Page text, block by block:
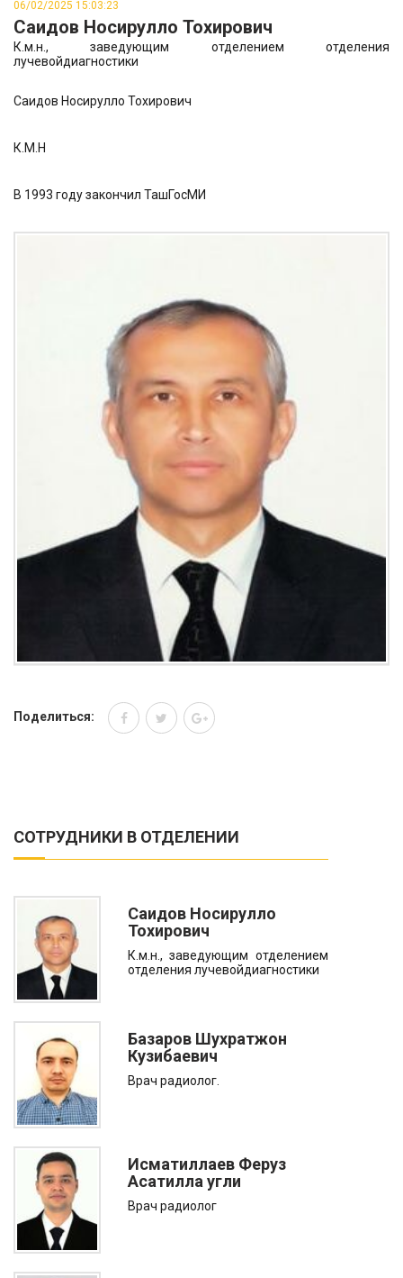
06/02/2025 15:03:23
Саидов Носирулло Тохирович
К.м.н., заведующим отделением отделения
лучевойдиагностики
Саидов Носирулло Тохирович
К.М.Н
В 1993 году закончил ТашГосМИ
Поделиться:
СОТРУДНИКИ В ОТДЕЛЕНИИ
Саидов Носирулло
Тохирович
К.м.н., заведующим отделением
отделения лучевойдиагностики
Базаров Шухратжон
Кузибаевич
Врач радиолог.
Исматиллаев Феруз
Асатилла угли
Врач радиолог